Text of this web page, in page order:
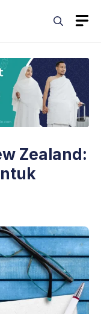
Zealand: